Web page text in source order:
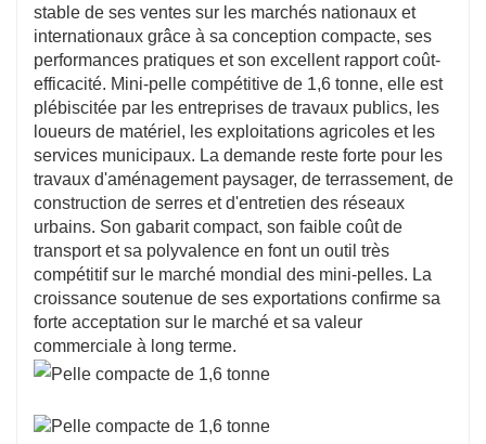
stable de ses ventes sur les marchés nationaux et
internationaux grâce à sa conception compacte, ses
performances pratiques et son excellent rapport coût-
efficacité. Mini-pelle compétitive de 1,6 tonne, elle est
plébiscitée par les entreprises de travaux publics, les
loueurs de matériel, les exploitations agricoles et les
services municipaux. La demande reste forte pour les
travaux d'aménagement paysager, de terrassement, de
construction de serres et d'entretien des réseaux
urbains. Son gabarit compact, son faible coût de
transport et sa polyvalence en font un outil très
compétitif sur le marché mondial des mini-pelles. La
croissance soutenue de ses exportations confirme sa
forte acceptation sur le marché et sa valeur
commerciale à long terme.